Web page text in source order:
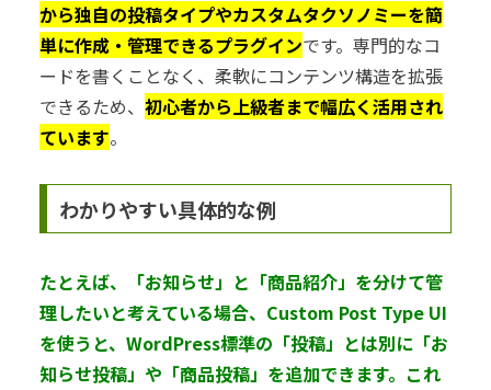
から独自の投稿タイプやカスタムタクソノミーを簡
単に作成・管理できるプラグインです。専門的なコ
ードを書くことなく、柔軟にコンテンツ構造を拡張
できるため、 初心者から上級者まで幅広く活用され
ています。
わかりやすい具体的な例
たとえば、「お知らせ」と「商品紹介」を分けて管
理したいと考えている場合、Custom Post Type UI
を使うと、WordPress標準の「投稿」とは別に「お
知らせ投稿」や「商品投稿」を追加できます。これ